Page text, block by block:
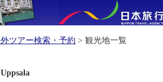
ツアー検索・予約 > 観光地一覧
Uppsala